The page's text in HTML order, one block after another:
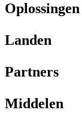
Oplossingen​​
Landen​​
Partners​​
Middelen​​